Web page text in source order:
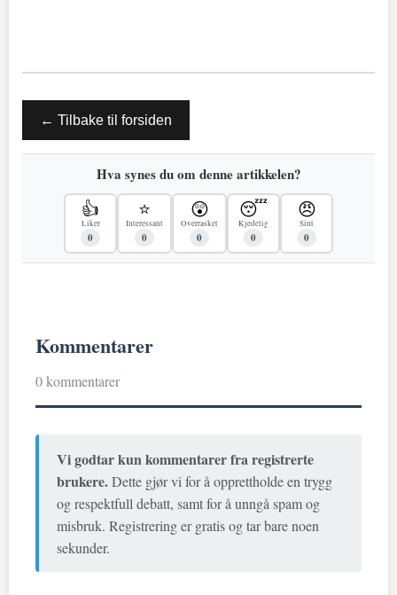
← Tilbake til forsiden
Hva synes du om denne artikkelen?
👍
Liker
0
⭐
Interessant
0
😲
Overrasket
0
😴
Kjedelig
0
😠
Sint
0
Kommentarer
0 kommentarer
Vi godtar kun kommentarer fra registrerte
brukere.Dette gjør vi for å opprettholde en trygg
og respektfull debatt, samt for å unngå spam og
misbruk. Registrering er gratis og tar bare noen
sekunder.